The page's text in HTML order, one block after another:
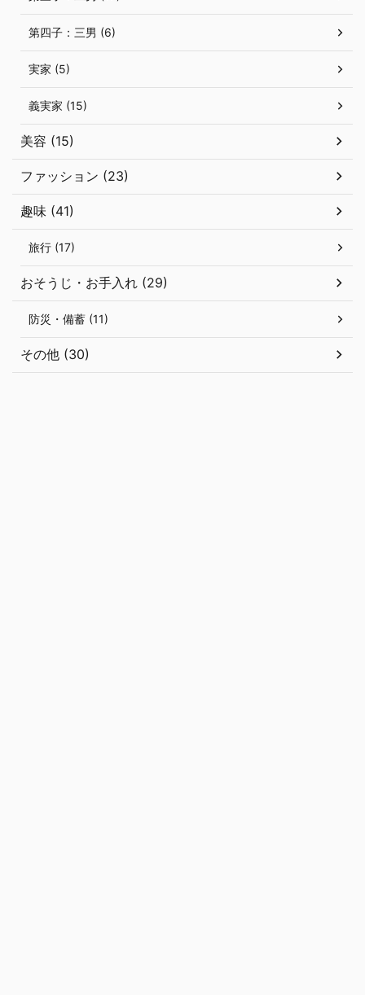
第四子：三男 (6)
実家 (5)
義実家 (15)
美容 (15)
ファッション (23)
趣味 (41)
旅行 (17)
おそうじ・お手入れ (29)
防災・備蓄 (11)
その他 (30)